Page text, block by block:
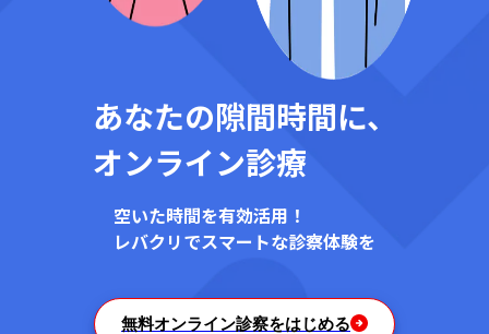
あなたの隙間時間に、
オンライン診療
空いた時間を有効活用！
レバクリでスマートな診察体験を
無料オンライン診察をはじめる